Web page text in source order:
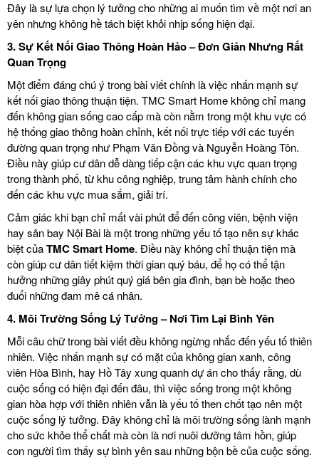
Đây là sự lựa chọn lý tưởng cho những ai muốn tìm về một nơi an
yên nhưng không hề tách biệt khỏi nhịp sống hiện đại.
3.Sự Kết Nối Giao Thông Hoàn Hảo – Đơn Giản Nhưng Rất
Quan Trọng
Một điểm đáng chú ý trong bài viết chính là việc nhấn mạnh sự
kết nối giao thông thuận tiện. TMC Smart Home không chỉ mang
đến không gian sống cao cấp mà còn nằm trong một khu vực có
hệ thống giao thông hoàn chỉnh, kết nối trực tiếp với các tuyến
đường quan trọng như Phạm Văn Đồng và Nguyễn Hoàng Tôn.
Điều này giúp cư dân dễ dàng tiếp cận các khu vực quan trọng
trong thành phố, từ khu công nghiệp, trung tâm hành chính cho
đến các khu vực mua sắm, giải trí.
Cảm giác khi bạn chỉ mất vài phút để đến công viên, bệnh viện
hay sân bay Nội Bài là một trong những yếu tố tạo nên sự khác
biệt củaTMC Smart Home. Điều này không chỉ thuận tiện mà
còn giúp cư dân tiết kiệm thời gian quý báu, để họ có thể tận
hưởng những giây phút quý giá bên gia đình, bạn bè hoặc theo
đuổi những đam mê cá nhân.
4. Môi Trường Sống Lý Tưởng – Nơi Tìm Lại Bình Yên
Mỗi câu chữ trong bài viết đều không ngừng nhắc đến yếu tố thiên
nhiên. Việc nhấn mạnh sự có mặt của không gian xanh, công
viên Hòa Bình, hay Hồ Tây xung quanh dự án cho thấy rằng, dù
cuộc sống có hiện đại đến đâu, thì việc sống trong một không
gian hòa hợp với thiên nhiên vẫn là yếu tố then chốt tạo nên một
cuộc sống lý tưởng. Đây không chỉ là môi trường sống lành mạnh
cho sức khỏe thể chất mà còn là nơi nuôi dưỡng tâm hồn, giúp
con người tìm thấy sự bình yên sau những bộn bề của cuộc sống.